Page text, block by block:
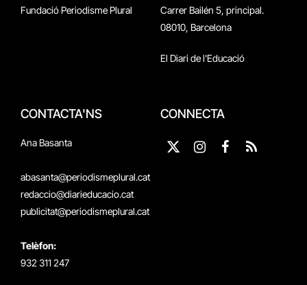
Fundació Periodisme Plural
Carrer Bailén 5, principal.
08010, Barcelona
El Diari de l'Educació
CONTACTA'NS
Ana Basanta
abasanta@periodismeplural.cat
redaccio@diarieducacio.cat
publicitat@periodismeplural.cat
Telèfon:
932 311 247
CONNECTA
X
InstagramFacebook
RSS